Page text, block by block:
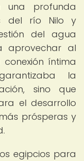
una profunda
del río Nilo y
del agua
aprovechar al
conexión íntima
la
sino que
el desarrollo
prósperas y
egipcios para